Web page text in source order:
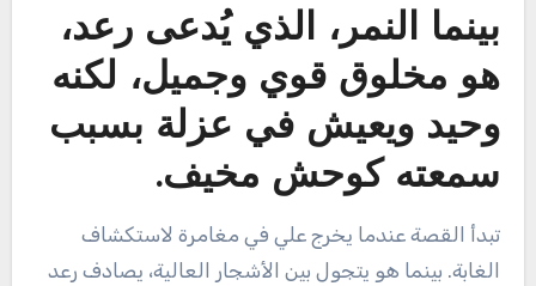
بينما النمر، الذي يُدعى رعد،
هو مخلوق قوي وجميل، لكنه
وحيد ويعيش في عزلة بسبب
سمعته كوحش مخيف.
تبدأ القصة عندما يخرج علي في مغامرة لاستكشاف
الغابة. بينما هو يتجول بين الأشجار العالية، يصادف رعد